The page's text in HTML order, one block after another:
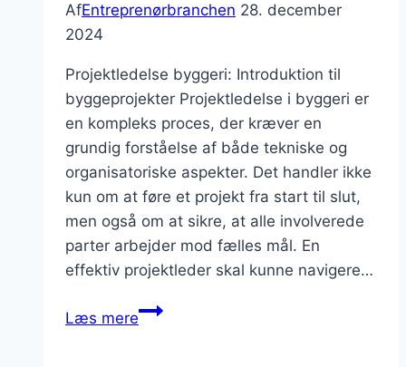
AfEntreprenørbranchen 28. december
2024
Projektledelse byggeri: Introduktion til
byggeprojekter Projektledelse i byggeri er
en kompleks proces, der kræver en
grundig forståelse af både tekniske og
organisatoriske aspekter. Det handler ikke
kun om at føre et projekt fra start til slut,
men også om at sikre, at alle involverede
parter arbejder mod fælles mål. En
effektiv projektleder skal kunne navigere…
Læs mereProjektledelse